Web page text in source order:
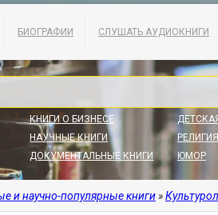
БИОГРАФИИ СЛУШАТЬ АУДИОКНИГИ
КНИГИ О БИЗНЕСЕ
НАУЧНЫЕ КНИГИ
ДОКУМЕНТАЛЬНЫЕ КНИГИ
ЮМОР
и научно-популярные книги»